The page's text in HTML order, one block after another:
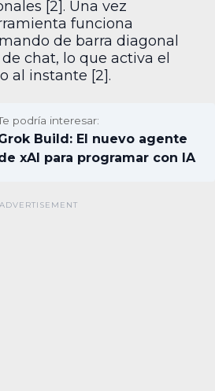
[2]. Una vez
funciona
de barra diagonal
chat, lo que activa el
al instante [2].
podría interesar:
Build: El nuevo agente
xAI para programar con IA